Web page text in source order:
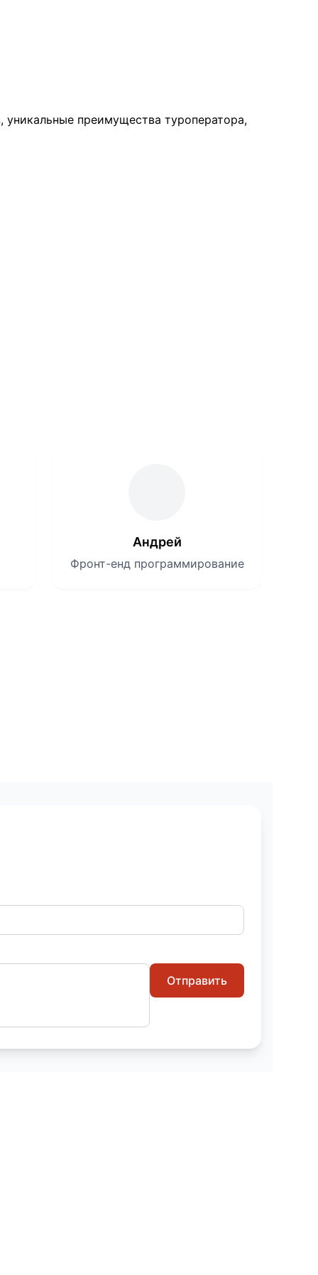
преимущества туроператора,
Андрей
Фронт-енд программирование
Отправить